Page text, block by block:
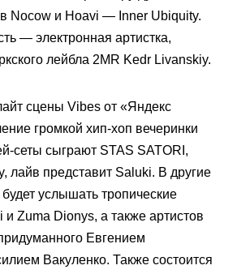
Nocow и Hoavi — Inner Ubiquity.
— электронная артистка,
лейбла 2MR Kedr Livanskiy.
сцены Vibes от «Яндекс
громкой хип-хоп вечеринки
сеты сыграют STAS SATORI,
лайв представит Saluki. В другие
услышать тропические
Zuma Dionys, а также артистов
Евгением
Вакуленко. Также состоится